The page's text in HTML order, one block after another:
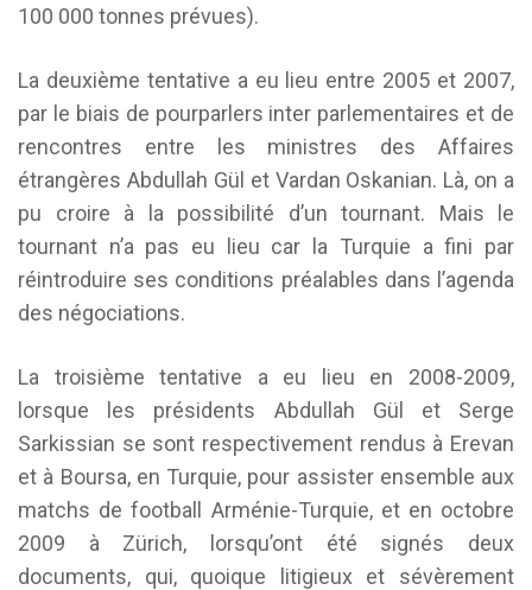
100 000 tonnes prévues).
La deuxième tentative a eu lieu entre 2005 et 2007,
par le biais de pourparlers inter parlementaires et de
rencontres entre les ministres des Affaires
étrangères Abdullah Gül et Vardan Oskanian. Là, on a
pu croire à la possibilité d’un tournant. Mais le
tournant n’a pas eu lieu car la Turquie a fini par
réintroduire ses conditions préalables dans l’agenda
des négociations.
La troisième tentative a eu lieu en 2008-2009,
lorsque les présidents Abdullah Gül et Serge
Sarkissian se sont respectivement rendus à Erevan
et à Boursa, en Turquie, pour assister ensemble aux
matchs de football Arménie-Turquie, et en octobre
2009 à Zürich, lorsqu’ont été signés deux
documents, qui, quoique litigieux et sévèrement